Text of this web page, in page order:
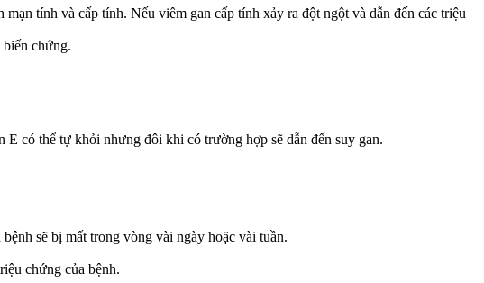
tính và cấp tính. Nếu viêm gan cấp tính xảy ra đột ngột và dẫn đến các triệu
chứng.
có thể tự khỏi nhưng đôi khi có trường hợp sẽ dẫn đến suy gan.
sẽ bị mất trong vòng vài ngày hoặc vài tuần.
chứng của bệnh.